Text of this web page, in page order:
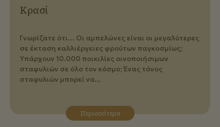
Κρασί
Γνωρίζατε ότι… Οι αμπελώνες είναι οι μεγαλύτερες
σε έκταση καλλιέργειες φρούτων παγκοσμίως;
Υπάρχουν 10.000 ποικιλίες οινοποιήσιμων
σταφυλιών σε όλο τον κόσμο; Ένας τόνος
σταφυλιών μπορεί να...
Περισσότερα